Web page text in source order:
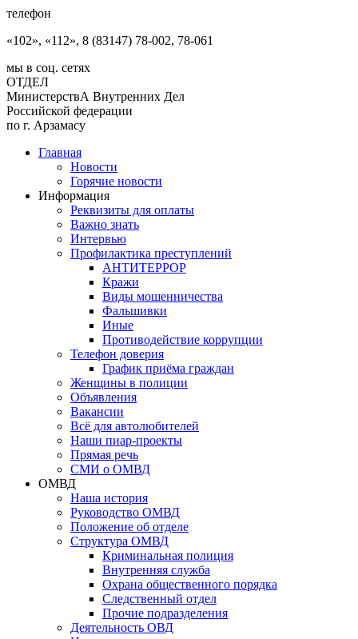
телефон
«102», «112», 8 (83147) 78-002, 78-061
мы в соц. сетях
ОТДЕЛ
МинистерствА Внутренних Дел
Российской федерации
по г. Арзамасу
Главная
Новости
Горячие новости
Информация
Реквизиты для оплаты
Важно знать
Интервью
Профилактика преступлений
АНТИТЕРРОР
Кражи
Виды мошенничества
Фальшивки
Иные
Противодействие коррупции
Телефон доверия
График приёма граждан
Женщины в полиции
Объявления
Вакансии
Всё для автолюбителей
Наши пиар-проекты
Прямая речь
СМИ о ОМВД
ОМВД
Наша история
Руководство ОМВД
Положение об отделе
Структура ОМВД
Криминальная полиция
Внутренняя служба
Охрана общественного порядка
Следственный отдел
Прочие подразделения
Деятельность ОВД